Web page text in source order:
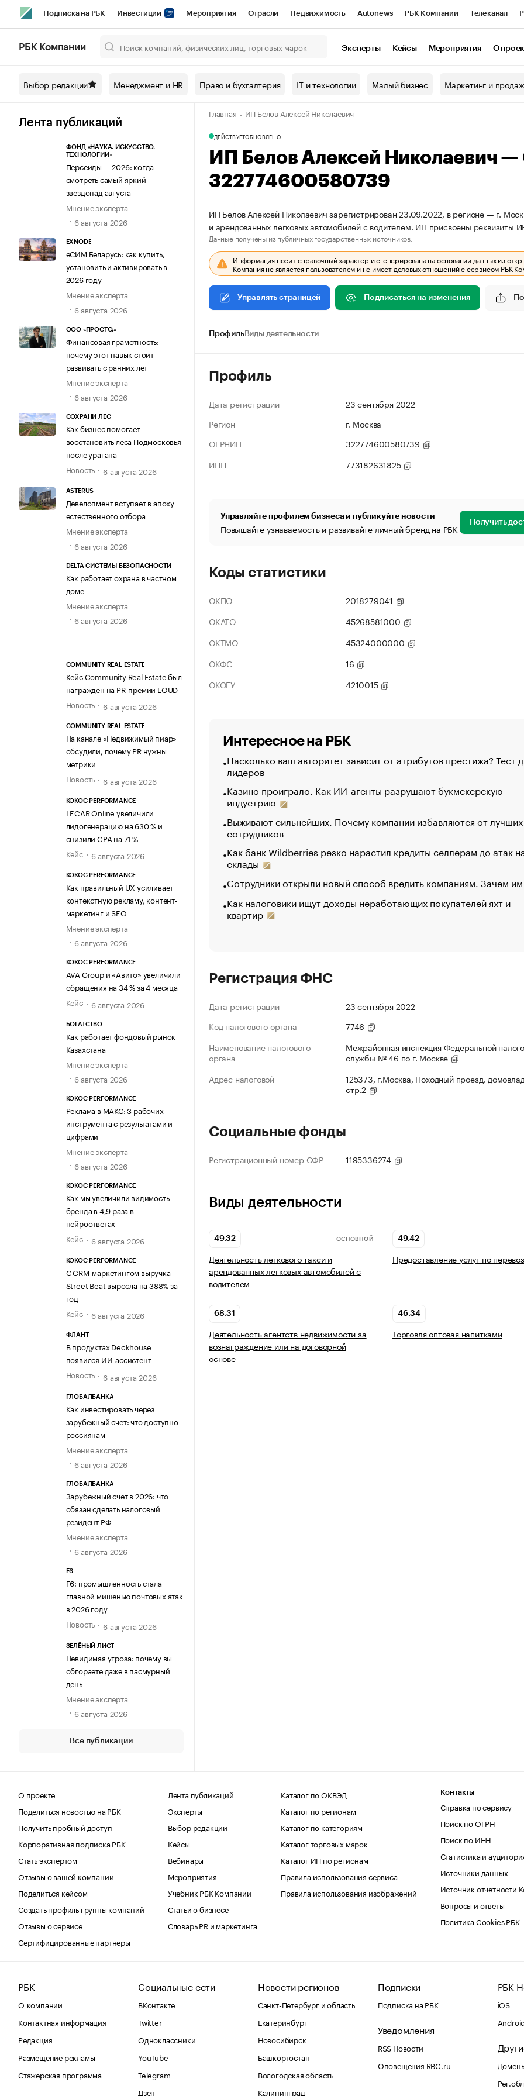
Подписка на РБК Инвестиции Мероприятия Отрасли Недвижимость Autonews РБК Компании Телеканал
Спецпроекты СПб Конференции СПб Спецпроекты Проверка контрагентов
Технологии и медиа Рынок наличной валюты
РБК Компании Эксперты Кейсы Мероприятия О
Выбор редакции Менеджмент и HR Право и бухгалтерия IT и технологии Малый бизнес Маркетинг и
Лента публикаций
ФОНД «НАУКА. ИСКУССТВО.
ТЕХНОЛОГИИ»
Персеиды — 2026: когда
смотреть самый яркий
звездопад августа
Мнение эксперта
6 августа 2026
EXNODE
еСИМ Беларусь: как купить,
установить и активировать в
2026 году
Мнение эксперта
6 августа 2026
ООО «ПРОСТО.»
Финансовая грамотность:
почему этот навык стоит
развивать с ранних лет
Мнение эксперта
6 августа 2026
СОХРАНИ ЛЕС
Как бизнес помогает
восстановить леса Подмосковья
после урагана
Новость
6 августа 2026
ASTERUS
Девелопмент вступает в эпоху
естественного отбора
Мнение эксперта
6 августа 2026
DELTA СИСТЕМЫ БЕЗОПАСНОСТИ
Как работает охрана в частном
доме
Мнение эксперта
6 августа 2026
COMMUNITY REAL ESTATE
Кейс Community Real Estate был
награжден на PR-премии LOUD
Новость
6 августа 2026
COMMUNITY REAL ESTATE
На канале «Недвижимый пиар»
обсудили, почему PR нужны
метрики
Новость
6 августа 2026
KOKOC PERFORMANCE
LECAR Online увеличили
лидогенерацию на 630 % и
снизили CPA на 71 %
Кейс
6 августа 2026
KOKOC PERFORMANCE
Как правильный UX усиливает
контекстную рекламу, контент-
маркетинг и SEO
Мнение эксперта
6 августа 2026
KOKOC PERFORMANCE
AVA Group и «Авито» увеличили
обращения на 34 % за 4 месяца
Кейс
6 августа 2026
БОГАТСТВО
Как работает фондовый рынок
Казахстана
Мнение эксперта
6 августа 2026
KOKOC PERFORMANCE
Реклама в МАКС: 3 рабочих
инструмента с результатами и
цифрами
Мнение эксперта
6 августа 2026
KOKOC PERFORMANCE
Как мы увеличили видимость
бренда в 4,9 раза в
нейроответах
Кейс
6 августа 2026
KOKOC PERFORMANCE
С CRM-маркетингом выручка
Street Beat выросла на 388% за
год
Кейс
6 августа 2026
ФЛАНТ
В продуктах Deckhouse
появился ИИ-ассистент
Новость
6 августа 2026
ГЛОБАЛБАНКА
Как инвестировать через
зарубежный счет: что доступно
россиянам
Мнение эксперта
6 августа 2026
ГЛОБАЛБАНКА
Зарубежный счет в 2026: что
обязан сделать налоговый
резидент РФ
Мнение эксперта
6 августа 2026
F6
F6: промышленность стала
главной мишенью почтовых атак
в 2026 году
Новость
6 августа 2026
ЗЕЛЁНЫЙ ЛИСТ
Невидимая угроза: почему вы
обгораете даже в пасмурный
день
Мнение эксперта
6 августа 2026
Все публикации
Главная ИП Белов Алексей Николаевич
ДЕЙСТВУЕТОБНОВЛЕНО
ИП Белов Алексей Николаевич
322774600580739
ИП Белов Алексей Николаевич зарегистрирован 23.09.2022, в регионе — г.
и арендованных легковых автомобилей с водителем. ИП присвоены
Данные получены из публичных государственных источников.
Информация носит справочный характер и сгенерирована на основании данных из
Компания не является пользователем и не имеет деловых отношений с сервисом РБК
Управлять страницей Подписаться на изменения
ПрофильВиды деятельности
Профиль
Дата регистрации
23 сентября 2022
Регион
г. Москва
ОГРНИП
322774600580739
ИНН
773182631825
Управляйте профилем бизнеса и публикуйте новости
Повышайте узнаваемость и развивайте личный бренд на РБК Получить
Коды статистики
ОКПО
2018279041
ОКАТО
45268581000
ОКТМО
45324000000
ОКФС
16
ОКОГУ
4210015
Интересное на РБК
Насколько ваш авторитет зависит от атрибутов престижа? Тест
лидеров
Казино проиграло. Как ИИ-агенты разрушают букмекерскую
индустрию
Выживают сильнейших. Почему компании избавляются от лучших
сотрудников
Как банк Wildberries резко нарастил кредиты селлерам до атак
склады
Сотрудники открыли новый способ вредить компаниям. Зачем
Как налоговики ищут доходы неработающих покупателей яхт и
квартир
Регистрация ФНС
Дата регистрации
23 сентября 2022
Код налогового органа
7746
Наименование налогового
органа
Межрайонная инспекция Федеральной
службы № 46 по г. Москве
Адрес налоговой
125373, г.Москва, Походный проезд,
стр.2
Социальные фонды
Регистрационный номер СФР 1195336274
Виды деятельности
49.32 ОСНОВНОЙ
Деятельность легкового такси и
арендованных легковых автомобилей с
водителем
49.42
Предоставление услуг по
68.31
Деятельность агентств недвижимости за
вознаграждение или на договорной
основе
46.34
Торговля оптовая напитками
О проекте
Поделиться новостью на РБК
Получить пробный доступ
Корпоративная подписка РБК
Стать экспертом
Отзывы о вашей компании
Поделиться кейсом
Создать профиль группы компаний
Отзывы о сервисе
Сертифицированные партнеры
Лента публикаций
Эксперты
Выбор редакции
Кейсы
Вебинары
Мероприятия
Учебник РБК Компании
Статьи о бизнесе
Словарь PR и маркетинга
Каталог по ОКВЭД
Каталог по регионам
Каталог по категориям
Каталог торговых марок
Каталог ИП по регионам
Правила использования сервиса
Правила использования изображений
Контакты
Справка по сервису
Поиск по ОГРН
Поиск по ИНН
Статистика и
Источники данных
Источник отчетности
Вопросы и ответы
Политика Cookies РБК
РБК
О компании
Контактная информация
Редакция
Размещение рекламы
Стажерская программа
Социальные сети
ВКонтакте
Twitter
Одноклассники
YouTube
Telegram
Дзен
Новости регионов
Санкт-Петербург и область
Екатеринбург
Новосибирск
Башкортостан
Вологодская область
Калининград
Подписки
Подписка на РБК
Уведомления
RSS Новости
Оповещения RBC.ru
РБК
iOS